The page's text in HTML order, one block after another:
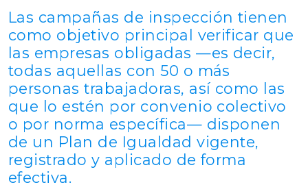
Las campañas de inspección tienen
como objetivo principal verificar que
las empresas obligadas —es decir,
todas aquellas con 50 o más
personas trabajadoras, así como las
que lo estén por convenio colectivo
o por norma específica— disponen
de un Plan de Igualdad vigente,
registrado y aplicado de forma
efectiva.